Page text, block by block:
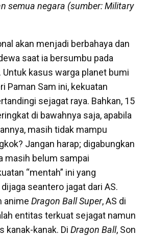
semua negara (sumber: Military
akan menjadi berbahaya dan
saat ia bersumbu pada
Untuk kasus warga planet bumi
Paman Sam ini, kekuatan
sejagat raya. Bahkan, 15
di bawahnya saja, apabila
masih tidak mampu
Jangan harap; digabungkan
masih belum sampai
“mentah” ini yang
seantero jagat dari AS.
anime Dragon Ball Super, AS di
entitas terkuat sejagat namun
kanak-kanak. Di Dragon Ball, Son